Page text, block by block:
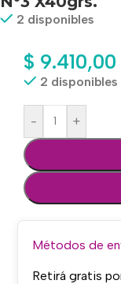
2 disponibles
$ 9.410,00
2 disponibles
- +
Métodos de
Retirá gratis